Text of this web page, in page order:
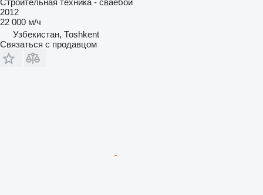
Строительная техника - сваебой
2012
22 000 м/ч
Узбекистан, Тоshkent
Связаться с продавцом